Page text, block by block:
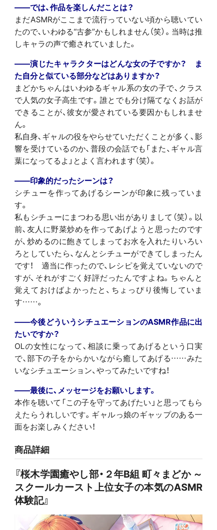
――では、作品を楽しんだことは？
まだASMRがここまで流行っていない頃から聴いてい
たので、いわゆる“古参”かもしれません（笑）。当時は推
しキャラの声で癒されていました。
――演じたキャラクターはどんな女の子ですか？ ま
た自分と似ている部分などはありますか？
まどかちゃんはいわゆるギャル系の女の子で、クラス
で人気の女子高生です。誰とでも分け隔てなくお話が
できることが、彼女が愛されている要因かもしれませ
ん。
私自身、ギャルの役をやらせていただくことが多く、影
響を受けているのか、普段の会話でも「また、ギャル言
葉になってるよ」とよく言われます（笑）。
――印象的だったシーンは？
シチューを作ってあげるシーンが印象に残っていま
す。
私もシチューにまつわる思い出がありまして（笑）。以
前、友人に野菜炒めを作ってあげようと思ったのです
が、炒めるのに飽きてしまってお水を入れたりいろい
ろとしていたら、なんとシチューができてしまったん
です！ 適当に作ったので、レシピを覚えていないので
すが、それがすごく好評だったんですよね。ちゃんと
覚えておけばよかったと、ちょっぴり後悔していま
す……。
――今後どういうシチュエーションのASMR作品に出
たいですか？
OLの女性になって、相談に乗ってあげるという口実
で、部下の子をからかいながら癒してあげる……みた
いなシチュエーション、やってみたいですね！
――最後に、メッセージをお願いします。
本作を聴いて「この子を守ってあげたい」と思ってもら
えたらうれしいです。ギャルっ娘のギャップのある一
面をお楽しみください！
商品詳細
『桜木学園癒やし部・２年B組 町々まどか ～
スクールカースト上位女子の本気のASMR
体験記』